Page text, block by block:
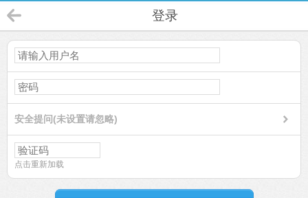
登录
安全提问(未设置请忽略)
点击重新加载